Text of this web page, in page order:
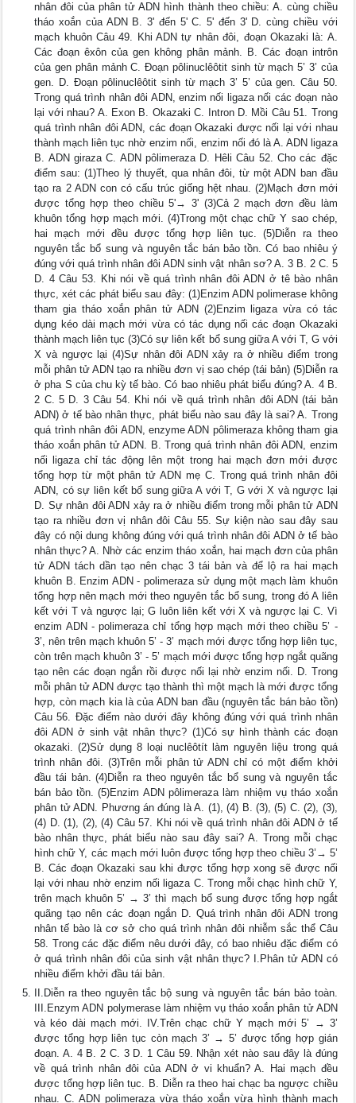
nhân đôi của phân tử ADN hình thành theo chiều: A. cùng chiều
tháo xoắn của ADN B. 3' đến 5' C. 5' đến 3' D. cùng chiều với
mạch khuôn Câu 49. Khi ADN tự nhân đôi, đoạn Okazaki là: A.
Các đoạn êxôn của gen không phân mảnh. B. Các đoạn intrôn
của gen phân mảnh C. Đoạn pôlinuclêôtit sinh từ mạch 5’ 3’ của
gen. D. Đoạn pôlinuclêôtit sinh từ mạch 3’ 5’ của gen. Câu 50.
Trong quá trình nhân đôi ADN, enzim nối ligaza nối các đoạn nào
lại với nhau? A. Exon B. Okazaki C. Intron D. Mồi Câu 51. Trong
quá trình nhân đôi ADN, các đoạn Okazaki được nối lại với nhau
thành mạch liên tục nhờ enzim nối, enzim nối đó là A. ADN ligaza
B. ADN giraza C. ADN pôlimeraza D. Hêli Câu 52. Cho các đặc
điểm sau: (1)Theo lý thuyết, qua nhân đôi, từ một ADN ban đầu
tạo ra 2 ADN con có cấu trúc giống hệt nhau. (2)Mạch đơn mới
được tổng hợp theo chiều 5'→ 3' (3)Cả 2 mạch đơn đều làm
khuôn tổng hợp mạch mới. (4)Trong một chạc chữ Y sao chép,
hai mạch mới đều được tổng hợp liên tục. (5)Diễn ra theo
nguyên tắc bổ sung và nguyên tắc bán bảo tồn. Có bao nhiêu ý
đúng với quá trình nhân đôi ADN sinh vật nhân sơ? A. 3 B. 2 C. 5
D. 4 Câu 53. Khi nói về quá trình nhân đôi ADN ở tê bào nhân
thực, xét các phát biểu sau đây: (1)Enzim ADN polimerase không
tham gia tháo xoắn phân tử ADN (2)Enzim ligaza vừa có tác
dụng kéo dài mạch mới vừa có tác dụng nối các đoạn Okazaki
thành mạch liên tục (3)Có sự liên kết bổ sung giữa A với T, G với
X và ngược lại (4)Sự nhân đôi ADN xảy ra ở nhiều điểm trong
mỗi phân tử ADN tạo ra nhiều đơn vị sao chép (tái bản) (5)Diễn ra
ở pha S của chu kỳ tế bào. Có bao nhiêu phát biểu đúng? A. 4 B.
2 C. 5 D. 3 Câu 54. Khi nói về quá trình nhân đôi ADN (tái bản
ADN) ở tế bào nhân thực, phát biểu nào sau đây là sai? A. Trong
quá trình nhân đôi ADN, enzyme ADN pôlimeraza không tham gia
tháo xoắn phân tử ADN. B. Trong quá trình nhân đôi ADN, enzim
nối ligaza chỉ tác động lên một trong hai mạch đơn mới được
tổng hợp từ một phân tử ADN mẹ C. Trong quá trình nhân đôi
ADN, có sự liên kết bổ sung giữa A với T, G với X và ngược lại
D. Sự nhân đôi ADN xảy ra ở nhiều điểm trong mỗi phân tử ADN
tạo ra nhiều đơn vị nhân đôi Câu 55. Sự kiện nào sau đây sau
đây có nội dung không đúng với quá trình nhân đôi ADN ở tế bào
nhân thực? A. Nhờ các enzim tháo xoắn, hai mạch đơn của phân
tử ADN tách dần tạo nên chạc 3 tái bản và để lộ ra hai mạch
khuôn B. Enzim ADN - polimeraza sử dụng một mạch làm khuôn
tổng hợp nên mạch mới theo nguyên tắc bổ sung, trong đó A liên
kết với T và ngược lại; G luôn liên kết với X và ngược lại C. Vì
enzim ADN - polimeraza chỉ tổng hợp mạch mới theo chiều 5’ -
3’, nên trên mạch khuôn 5’ - 3’ mạch mới được tổng hợp liên tục,
còn trên mạch khuôn 3’ - 5’ mạch mới được tổng hợp ngắt quãng
tạo nên các đoạn ngắn rồi được nối lại nhờ enzim nối. D. Trong
mỗi phân tử ADN được tạo thành thì một mạch là mới được tổng
hợp, còn mạch kia là của ADN ban đầu (nguyên tắc bán bảo tồn)
Câu 56. Đặc điểm nào dưới đây không đúng với quá trình nhân
đôi ADN ở sinh vật nhân thực? (1)Có sự hình thành các đoạn
okazaki. (2)Sử dụng 8 loại nuclêôtít làm nguyên liệu trong quá
trình nhân đôi. (3)Trên mỗi phân tử ADN chỉ có một điểm khởi
đầu tái bản. (4)Diễn ra theo nguyên tắc bổ sung và nguyên tắc
bán bảo tồn. (5)Enzim ADN pôlimeraza làm nhiệm vụ tháo xoắn
phân tử ADN. Phương án đúng là A. (1), (4) B. (3), (5) C. (2), (3),
(4) D. (1), (2), (4) Câu 57. Khi nói về quá trình nhân đôi ADN ở tế
bào nhân thực, phát biểu nào sau đây sai? A. Trong mỗi chạc
hình chữ Y, các mạch mới luôn được tổng hợp theo chiều 3’→ 5’
B. Các đoạn Okazaki sau khi được tổng hợp xong sẽ được nối
lại với nhau nhờ enzim nối ligaza C. Trong mỗi chạc hình chữ Y,
trên mạch khuôn 5’ → 3’ thì mạch bổ sung được tổng hợp ngắt
quãng tạo nên các đoạn ngắn D. Quá trình nhân đôi ADN trong
nhân tế bào là cơ sở cho quá trình nhân đôi nhiễm sắc thể Câu
58. Trong các đặc điểm nêu dưới đây, có bao nhiêu đặc điểm có
ở quá trình nhân đôi của sinh vật nhân thực? I.Phân tử ADN có
nhiều điểm khởi đầu tái bản.
II.Diễn ra theo nguyên tắc bộ sung và nguyên tắc bán bảo toàn.
III.Enzym ADN polymerase làm nhiệm vụ tháo xoắn phân tử ADN
và kéo dài mạch mới. IV.Trên chạc chữ Y mạch mới 5’ → 3’
được tổng hợp liên tục còn mạch 3’ → 5’ được tổng hợp gián
đoạn. A. 4 B. 2 C. 3 D. 1 Câu 59. Nhận xét nào sau đây là đúng
về quá trình nhân đôi của ADN ở vi khuẩn? A. Hai mạch đều
được tổng hợp liên tục. B. Diễn ra theo hai chạc ba ngược chiều
nhau. C. ADN polimeraza vừa tháo xoắn vừa hình thành mạch